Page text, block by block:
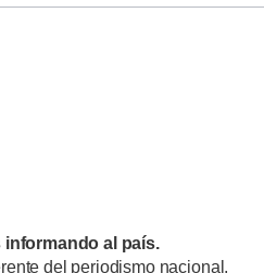
informando al país.
del periodismo nacional,